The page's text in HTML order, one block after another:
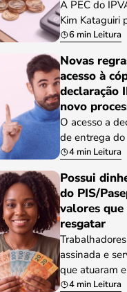
A PEC do
Kim Kataguiri
6 min Leitura
Novas
acesso à
declaração
novo
O acesso a
de entrega
4 min Leitura
Possui
do PIS/
valores
resgatar
assinada e
que atuaram
4 min Leitura